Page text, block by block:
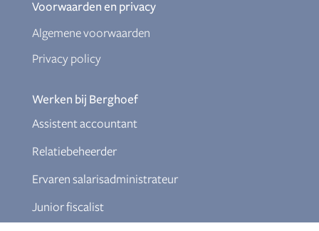
Voorwaarden en privacy
Algemene voorwaarden
Privacy policy
Werken bij Berghoef
Assistent accountant
Relatiebeheerder
Ervaren salarisadministrateur
Junior fiscalist